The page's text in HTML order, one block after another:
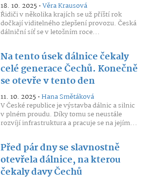
18. 10. 2025 •Věra Krausová
Řidiči v několika krajích se už příští rok
dočkají viditelného zlepšení provozu. Česká
dálniční síť se v letošním roce...
Na tento úsek dálnice čekaly
celé generace Čechů. Konečně
se otevře v tento den
11. 10. 2025 •Hana Smětáková
V České republice je výstavba dálnic a silnic
v plném proudu. Díky tomu se neustále
rozvíjí infrastruktura a pracuje se na jejím...
Před pár dny se slavnostně
otevřela dálnice, na kterou
čekaly davy Čechů